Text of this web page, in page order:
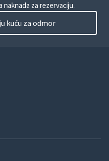
naknada za rezervaciju.
kuću za odmor